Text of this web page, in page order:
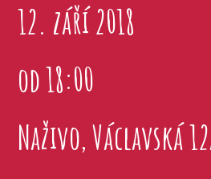
12. září 2018
od 18:00
Naživo, Václavská